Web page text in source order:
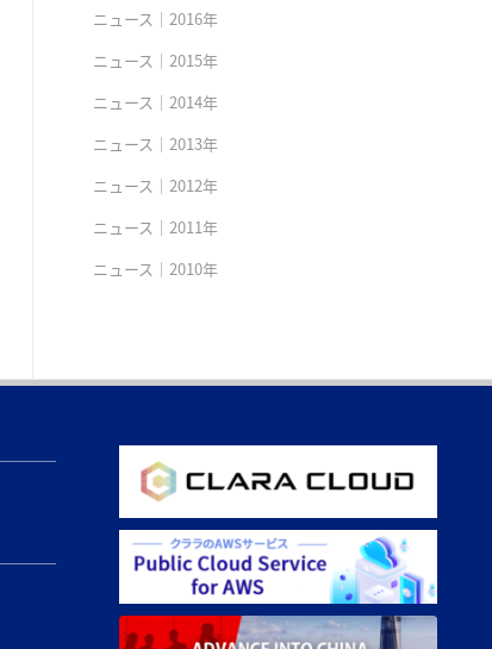
ニュース｜2016年
ニュース｜2015年
ニュース｜2014年
ニュース｜2013年
ニュース｜2012年
ニュース｜2011年
ニュース｜2010年